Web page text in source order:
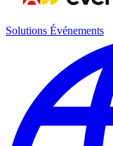
Solutions Événements